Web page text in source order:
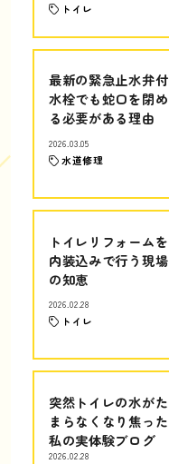
トイレ
最新の緊急止水弁付
水栓でも蛇口を閉め
る必要がある理由
2026.03.05
水道修理
トイレリフォームを
内装込みで行う現場
の知恵
2026.02.28
トイレ
突然トイレの水がた
まらなくなり焦った
私の実体験ブログ
2026.02.28